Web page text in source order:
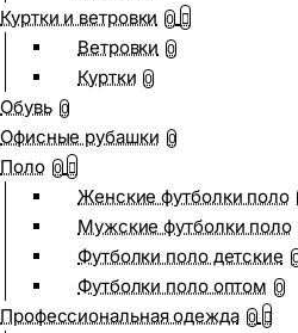
Куртки и ветровки 0
Ветровки 0
Куртки 0
Обувь 0
Офисные рубашки 0
Поло 0
Женские футболки поло
Мужские футболки поло
Футболки поло детские
Футболки поло оптом 0
Профессиональная одежда 0